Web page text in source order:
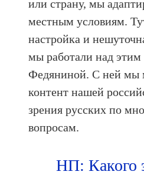
или страну, мы
местным условиям.
настройка и
мы работали над этим
Федяниной. С ней мы
контент нашей
зрения русских по
вопросам.
НП: Какого